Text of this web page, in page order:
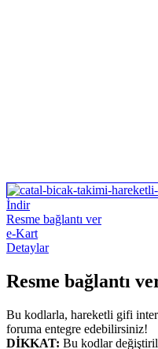
İndir
Resme bağlantı ver
e-Kart
Detaylar
Resme bağlantı
Bu kodlarla, hareketli gifi
foruma entegre edebilirsiniz!
DİKKAT: Bu kodlar